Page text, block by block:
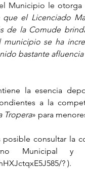
Municipio le otorga
que el Licenciado
de la Comude
se ha
bastante
la esencia
a la
Tropera» para
posible consultar la
? ).